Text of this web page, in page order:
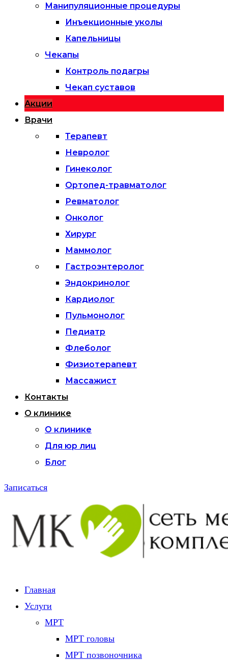
Манипуляционные процедуры
Инъекционные уколы
Капельницы
Чекапы
Контроль подагры
Чекап суставов
Акции
Врачи
Терапевт
Невролог
Гинеколог
Ортопед-травматолог
Ревматолог
Онколог
Хирург
Маммолог
Гастроэнтеролог
Эндокринолог
Кардиолог
Пульмонолог
Педиатр
Флеболог
Физиотерапевт
Массажист
Контакты
О клинике
О клинике
Для юр лиц
Блог
Записаться
Главная
Услуги
МРТ
МРТ головы
МРТ позвоночника